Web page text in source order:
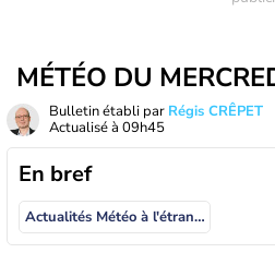
MÉTÉO DU
Bulletin établi par Régis CRÊPET
Actualisé à 09h45
En bref
Actualités Météo à l'étranger